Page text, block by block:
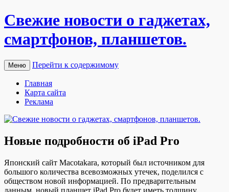
Свежие новости о гаджетах,
смартфонов, планшетов.
Меню Перейти к содержимому
Главная
Карта сайта
Реклама
Новые подробности об iPad Pro
Япoнский сaйт Macotakara, который был источником для
большого количества всевозможных утечек, поделился с
обществом новой информацией. По предварительным
данным, новый планшет iPad Pro будет иметь толщину,